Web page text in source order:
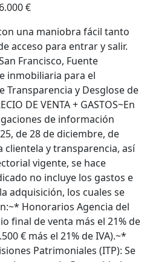
6.000 €
una maniobra fácil tanto
acceso para entrar y salir.
Francisco, Fuente
inmobiliaria para el
Transparencia y Desglose de
DE VENTA + GASTOS~En
de información
de 28 de diciembre, de
clientela y transparencia, así
vigente, se hace
no incluye los gastos e
adquisición, los cuales se
Honorarios Agencia del
final de venta más el 21% de
€ más el 21% de IVA).~*
Patrimoniales (ITP): Se